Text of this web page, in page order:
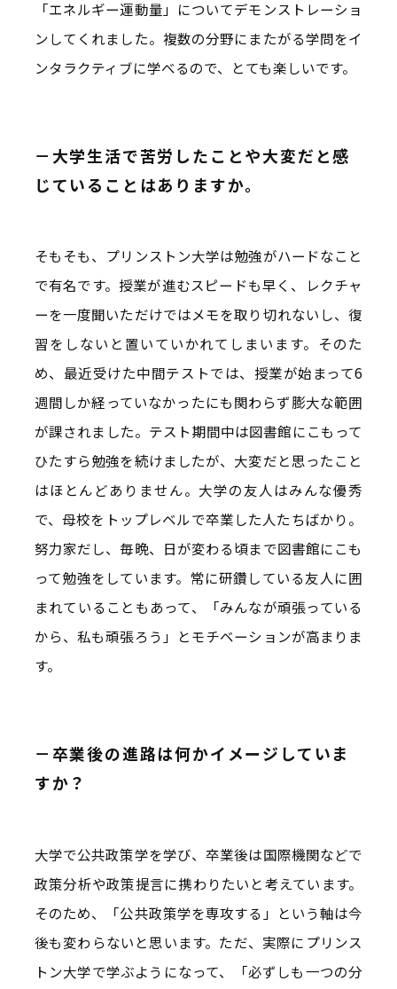
「エネルギー運動量」についてデモンストレーショ
ンしてくれました。複数の分野にまたがる学問をイ
ンタラクティブに学べるので、とても楽しいです。
－大学生活で苦労したことや大変だと感
じていることはありますか。
そもそも、プリンストン大学は勉強がハードなこと
で有名です。授業が進むスピードも早く、レクチャ
ーを一度聞いただけではメモを取り切れないし、復
習をしないと置いていかれてしまいます。そのた
め、最近受けた中間テストでは、授業が始まって6
週間しか経っていなかったにも関わらず膨大な範囲
が課されました。テスト期間中は図書館にこもって
ひたすら勉強を続けましたが、大変だと思ったこと
はほとんどありません。大学の友人はみんな優秀
で、母校をトップレベルで卒業した人たちばかり。
努力家だし、毎晩、日が変わる頃まで図書館にこも
って勉強をしています。常に研鑽している友人に囲
まれていることもあって、「みんなが頑張っている
から、私も頑張ろう」とモチベーションが高まりま
す。
－卒業後の進路は何かイメージしていま
すか？
大学で公共政策学を学び、卒業後は国際機関などで
政策分析や政策提言に携わりたいと考えています。
そのため、「公共政策学を専攻する」という軸は今
後も変わらないと思います。ただ、実際にプリンス
トン大学で学ぶようになって、「必ずしも一つの分